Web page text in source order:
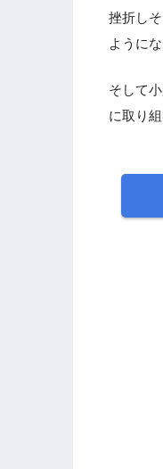
挫折し
ように
そして
に取り